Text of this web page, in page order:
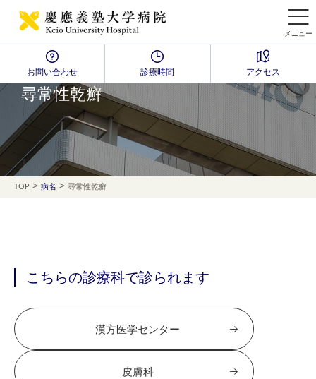
メニュー
お問い合わせ 診療時間 アクセス
Disease Name Search
尋常性乾癬
TOP > 病名 > 尋常性乾癬
こちらの診療科で診られます
漢方医学センター
皮膚科